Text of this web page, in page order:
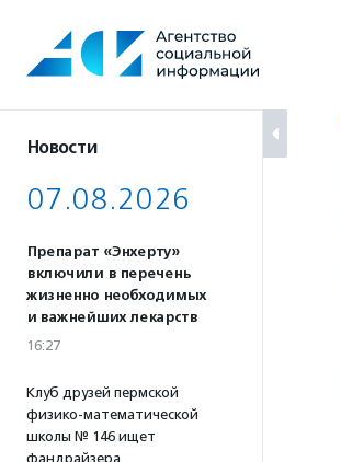
содержанию
Новости
07.08.2026
Препарат «Энхерту»
включили в перечень
жизненно необходимых
и важнейших лекарств
16:27
Клуб друзей пермской
физико-математической
школы № 146 ищет
фандрайзера